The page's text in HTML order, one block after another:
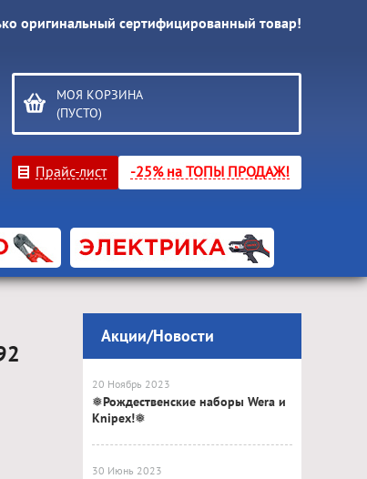
оригинальный сертифицированный товар!
МОЯ КОРЗИНА
(ПУСТО)
Прайс-лист -25% на ТОПЫ ПРОДАЖ!
Акции/Новости
20 Ноябрь 2023
❅Рождественские наборы Wera и
Knipex!❅
30 Июнь 2023